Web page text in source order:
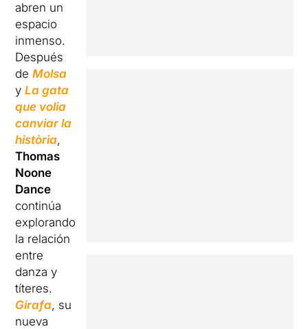
abren un
espacio
inmenso.
Después
deMolsa
yLa gata
que volia
canviar la
història,
Thomas
Noone
Dance
continúa
explorando
la relación
entre
danza y
títeres.
Girafa, su
nueva